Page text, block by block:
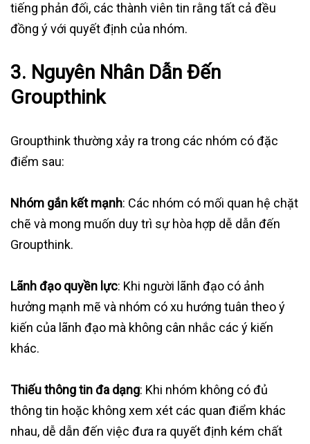
tiếng phản đối, các thành viên tin rằng tất cả đều
đồng ý với quyết định của nhóm.
3. Nguyên Nhân Dẫn Đến
Groupthink
Groupthink thường xảy ra trong các nhóm có đặc
điểm sau:
Nhóm gắn kết mạnh: Các nhóm có mối quan hệ chặt
chẽ và mong muốn duy trì sự hòa hợp dễ dẫn đến
Groupthink.
Lãnh đạo quyền lực: Khi người lãnh đạo có ảnh
hưởng mạnh mẽ và nhóm có xu hướng tuân theo ý
kiến của lãnh đạo mà không cân nhắc các ý kiến
khác.
Thiếu thông tin đa dạng: Khi nhóm không có đủ
thông tin hoặc không xem xét các quan điểm khác
nhau, dễ dẫn đến việc đưa ra quyết định kém chất